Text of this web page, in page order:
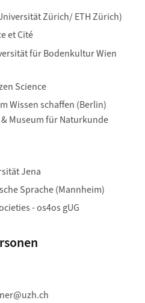
Zürich/ ETH Zürich)
et Cité
für Bodenkultur Wien
Science
Wissen schaffen (Berlin)
Museum für Naturkunde
Jena
Sprache (Mannheim)
- os4os gUG